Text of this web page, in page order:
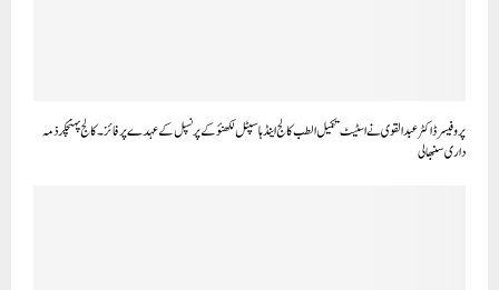
پروفیسر ڈاکٹر عبد القوی نے اسٹیٹ تکمیل الطب کالج اینڈ ہاسپٹل لکھنؤ کے پرنسپل کے عہدے پر فائز ۔ کالج پہنچکر ذمہ
داری سنبھالی